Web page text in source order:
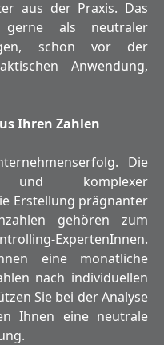
aus der Praxis. Das
als neutraler
schon vor der
Anwendung,
Ihren Zahlen
Die
und komplexer
Erstellung prägnanter
gehören zum
ExpertenInnen.
eine monatliche
nach individuellen
Sie bei der Analyse
Ihnen eine neutrale